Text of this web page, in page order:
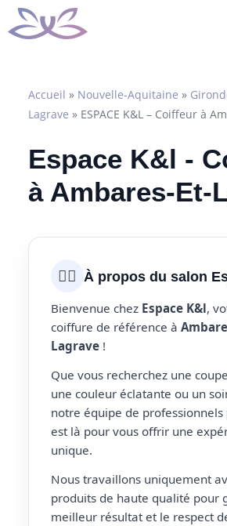
Aller
au
Accueil » Nouvelle-Aquitaine »
Lagrave » ESPACE K&L – Coiffeur à
Espace K&l -
à Ambares-Et-
💇‍♀️ À propos du salon
Bienvenue chez Espace K&l,
coiffure de référence à
Lagrave !
Que vous recherchez une
une couleur éclatante ou un
notre équipe de professionnels
est là pour vous offrir une
unique.
Nous travaillons uniquement
produits de haute qualité pour
meilleur résultat et le respect